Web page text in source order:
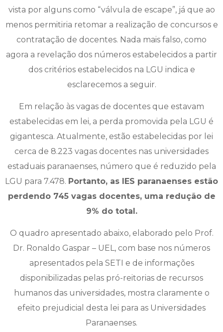
vista por alguns como “válvula de escape”, já que ao
menos permitiria retomar a realização de concursos e
contratação de docentes. Nada mais falso, como
agora a revelação dos números estabelecidos a partir
dos critérios estabelecidos na LGU indica e
esclarecemos a seguir.
Em relação às vagas de docentes que estavam
estabelecidas em lei, a perda promovida pela LGU é
gigantesca. Atualmente, estão estabelecidas por lei
cerca de 8.223 vagas docentes nas universidades
estaduais paranaenses, número que é reduzido pela
LGU para 7.478. Portanto, as IES paranaenses estão
perdendo 745 vagas docentes, uma redução de
9% do total.
O quadro apresentado abaixo, elaborado pelo Prof.
Dr. Ronaldo Gaspar – UEL, com base nos números
apresentados pela SETI e de informações
disponibilizadas pelas pró-reitorias de recursos
humanos das universidades, mostra claramente o
efeito prejudicial desta lei para as Universidades
Paranaenses.